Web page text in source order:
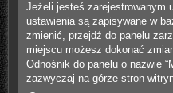
Jeżeli jesteś zarejestrowanym
ustawienia są zapisywane w
zmienić, przejdź do panelu
miejscu możesz dokonać
Odnośnik do panelu o nazwie
zazwyczaj na górze stron